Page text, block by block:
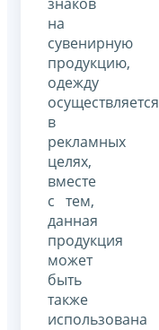
на
сувенирную
продукцию,
одежду
осуществляется
в
рекламных
целях,
вместе
с тем,
данная
продукция
может
быть
также
использована